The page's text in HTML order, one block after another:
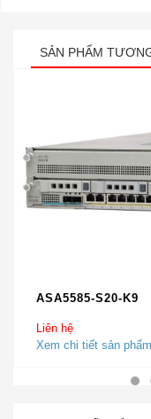
SẢN PHẨM
ASA5585-S20-K9
Liên hệ
Xem chi tiết sản phẩm